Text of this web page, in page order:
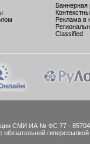
Баннерная
Реклама в
Classified
СМИ ИА № ФС 77 - 85704
гиперссылкой